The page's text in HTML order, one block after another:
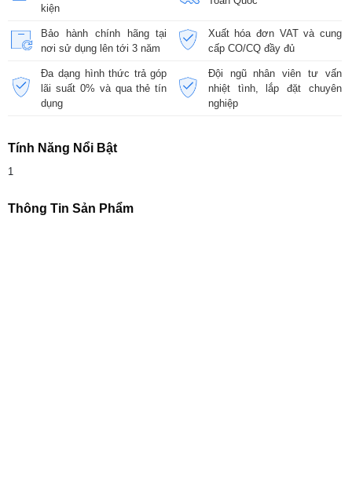
kiện
Bảo hành chính hãng tại
nơi sử dụng lên tới 3 năm
Xuất hóa đơn VAT và cung
cấp CO/CQ đầy đủ
Đa dạng hình thức trả góp
lãi suất 0% và qua thẻ tín
dụng
Đội ngũ nhân viên tư vấn
nhiệt tình, lắp đặt chuyên
nghiệp
Tính Năng Nổi Bật
1
Thông Tin Sản Phẩm